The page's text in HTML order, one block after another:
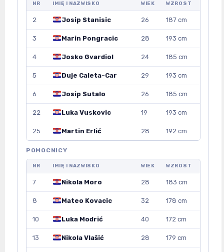
NR IMIĘ I NAZWISKO WIEK WZROST
2 Josip Stanisic 26 187 cm
3 Marin Pongracic 28 193 cm
4 Josko Gvardiol 24 185 cm
5 Duje Caleta-Car 29 193 cm
6 Josip Sutalo 26 185 cm
22 Luka Vuskovic 19 193 cm
25 Martin Erlić 28 192 cm
POMOCNICY
NR IMIĘ I NAZWISKO WIEK WZROST
7 Nikola Moro 28 183 cm
8 Mateo Kovacic 32 178 cm
10 Luka Modrić 40 172 cm
13 Nikola Vlašić 28 179 cm